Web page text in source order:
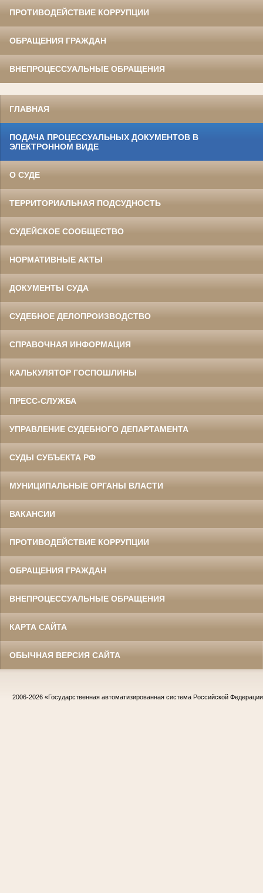
ПРОТИВОДЕЙСТВИЕ КОРРУПЦИИ
ОБРАЩЕНИЯ ГРАЖДАН
ВНЕПРОЦЕССУАЛЬНЫЕ ОБРАЩЕНИЯ
ГЛАВНАЯ
ПОДАЧА ПРОЦЕССУАЛЬНЫХ ДОКУМЕНТОВ В
ЭЛЕКТРОННОМ ВИДЕ
О СУДЕ
ТЕРРИТОРИАЛЬНАЯ ПОДСУДНОСТЬ
СУДЕЙСКОЕ СООБЩЕСТВО
НОРМАТИВНЫЕ АКТЫ
ДОКУМЕНТЫ СУДА
СУДЕБНОЕ ДЕЛОПРОИЗВОДСТВО
СПРАВОЧНАЯ ИНФОРМАЦИЯ
КАЛЬКУЛЯТОР ГОСПОШЛИНЫ
ПРЕСС-СЛУЖБА
УПРАВЛЕНИЕ СУДЕБНОГО ДЕПАРТАМЕНТА
СУДЫ СУБЪЕКТА РФ
МУНИЦИПАЛЬНЫЕ ОРГАНЫ ВЛАСТИ
ВАКАНСИИ
ПРОТИВОДЕЙСТВИЕ КОРРУПЦИИ
ОБРАЩЕНИЯ ГРАЖДАН
ВНЕПРОЦЕССУАЛЬНЫЕ ОБРАЩЕНИЯ
КАРТА САЙТА
ОБЫЧНАЯ ВЕРСИЯ САЙТА
2006-2026 «Государственная автоматизированная система Российской